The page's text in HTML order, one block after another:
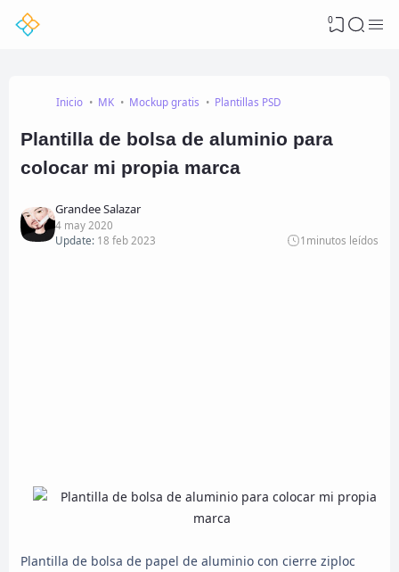
0
Inicio MK Mockup gratis Plantillas PSD
Plantilla de bolsa de aluminio para
colocar mi propia marca
Grandee Salazar
4 may 2020
Update: 18 feb 2023 1 minutos leídos
Plantilla de bolsa de papel de aluminio con cierre ziploc